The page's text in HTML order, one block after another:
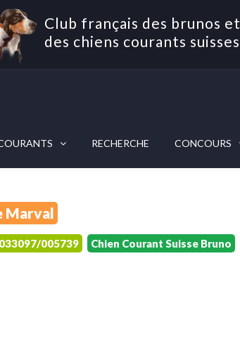
Club français des brunos et
des chiens courants suisses
RECHERCHE CONCOURS
Marval
005739 Chien Courant Suisse Bruno